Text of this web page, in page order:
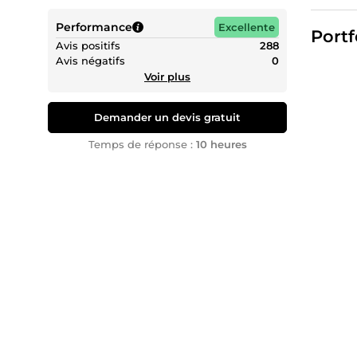
Performance
Excellente
Avis positifs
288
Avis négatifs
0
Voir plus
Demander un devis gratuit
Temps de réponse : 10 heures
Avec